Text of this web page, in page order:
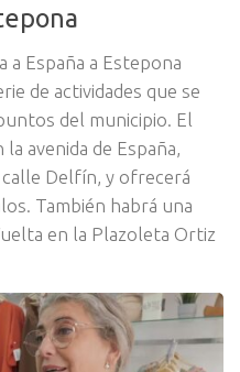
a España a Estepona
de actividades que se
del municipio. El
avenida de España,
calle Delfín, y ofrecerá
También habrá una
en la Plazoleta Ortiz